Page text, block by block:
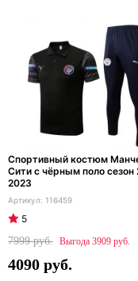
Спортивный костюм
Сити с чёрным поло сезон
2023
116459
5
7999
3909
4090